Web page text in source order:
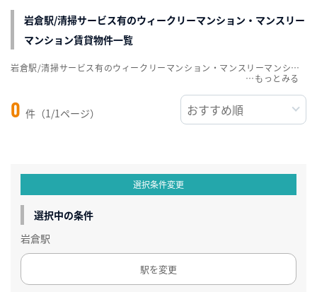
岩倉駅/清掃サービス有のウィークリーマンション・マンスリー
マンション賃貸物件一覧
0 件（1/1ページ）
岩倉駅/清掃サービス有のウィークリーマンション・マンスリーマンション賃貸物件一覧を掲載中。敷金・礼金無料、家具・家電付をご紹介。こだわり条件での絞込みも簡単！
…
選択条件変更
選択中の条件
岩倉駅
駅を変更